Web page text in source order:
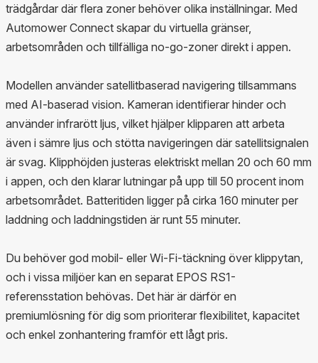
trädgårdar där flera zoner behöver olika inställningar. Med
Automower Connect skapar du virtuella gränser,
arbetsområden och tillfälliga no-go-zoner direkt i appen.
Modellen använder satellitbaserad navigering tillsammans
med AI-baserad vision. Kameran identifierar hinder och
använder infrarött ljus, vilket hjälper klipparen att arbeta
även i sämre ljus och stötta navigeringen där satellitsignalen
är svag. Klipphöjden justeras elektriskt mellan 20 och 60 mm
i appen, och den klarar lutningar på upp till 50 procent inom
arbetsområdet. Batteritiden ligger på cirka 160 minuter per
laddning och laddningstiden är runt 55 minuter.
Du behöver god mobil- eller Wi‑Fi-täckning över klippytan,
och i vissa miljöer kan en separat EPOS RS1-
referensstation behövas. Det här är därför en
premiumlösning för dig som prioriterar flexibilitet, kapacitet
och enkel zonhantering framför ett lågt pris.